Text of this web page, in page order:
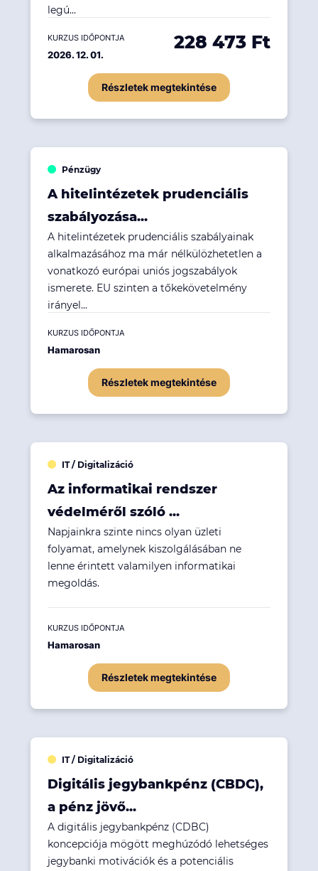
legú...
KURZUS IDŐPONTJA
2026. 12. 01.
228 473 Ft
Részletek megtekintése
Pénzügy
A hitelintézetek prudenciális
szabályozása...
A hitelintézetek prudenciális szabályainak
alkalmazásához ma már nélkülözhetetlen a
vonatkozó európai uniós jogszabályok
ismerete. EU szinten a tőkekövetelmény
irányel...
KURZUS IDŐPONTJA
Hamarosan
Részletek megtekintése
IT / Digitalizáció
Az informatikai rendszer
védelméről szóló ...
Napjainkra szinte nincs olyan üzleti
folyamat, amelynek kiszolgálásában ne
lenne érintett valamilyen informatikai
megoldás.
KURZUS IDŐPONTJA
Hamarosan
Részletek megtekintése
IT / Digitalizáció
Digitális jegybankpénz (CBDC),
a pénz jövő...
A digitális jegybankpénz (CDBC)
koncepciója mögött meghúzódó lehetséges
jegybanki motivációk és a potenciális